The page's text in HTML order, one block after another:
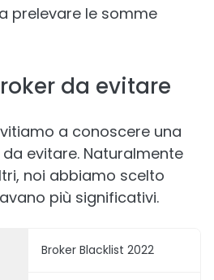
prelevare le somme
da evitare
a conoscere una
evitare. Naturalmente
noi abbiamo scelto
più significativi.
Broker Blacklist 2022